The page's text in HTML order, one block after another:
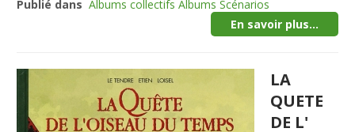
Publié dans Albums collectifs Albums Scénarios
En savoir plus...
LA
QUETE
DE L'